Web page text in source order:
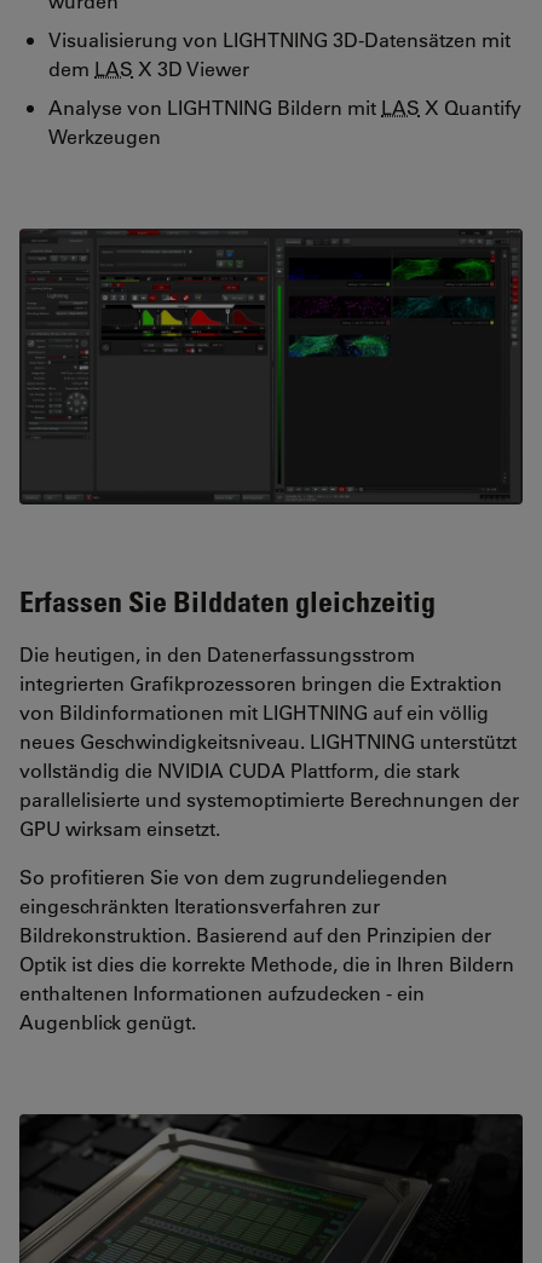
Visualisierung von LIGHTNING 3D-Datensätzen mit
dem LAS X 3D Viewer
Analyse von LIGHTNING Bildern mit LAS X Quantify
Werkzeugen
Erfassen Sie Bilddaten gleichzeitig
Die heutigen, in den Datenerfassungsstrom
integrierten Grafikprozessoren bringen die Extraktion
von Bildinformationen mit LIGHTNING auf ein völlig
neues Geschwindigkeitsniveau. LIGHTNING unterstützt
vollständig die NVIDIA CUDA Plattform, die stark
parallelisierte und systemoptimierte Berechnungen der
GPU wirksam einsetzt.
So profitieren Sie von dem zugrundeliegenden
eingeschränkten Iterationsverfahren zur
Bildrekonstruktion. Basierend auf den Prinzipien der
Optik ist dies die korrekte Methode, die in Ihren Bildern
enthaltenen Informationen aufzudecken - ein
Augenblick genügt.